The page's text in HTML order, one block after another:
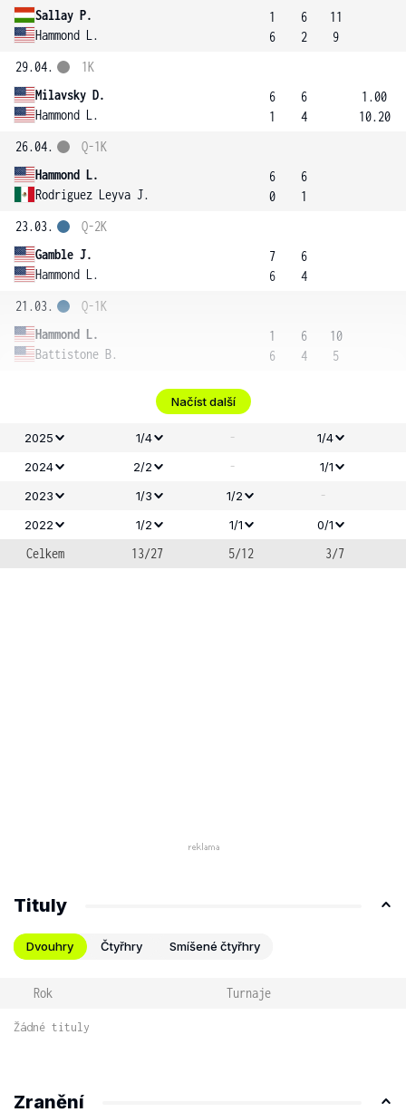
Sallay P.
Hammond L.
1
6
6
2
11
9
29.04.
Milavsky D.
Hammond L.
1K
6
1
6
4
1.00
10.20
26.04.
Hammond L.
Rodriguez Leyva J.
Q-1K
6
0
6
1
23.03.
Gamble J.
Hammond L.
Q-2K
7
6
6
4
21.03.
Hammond L.
Battistone B.
Q-1K
1
6
6
4
10
5
Načíst další
2025 1/4 -
1/4
2024
2/2 -
1/1
2023
1/3 1/2 -
2022 1/2 1/1 0/1
Celkem 13/27 5/12 3/7
Tituly
Dvouhry Čtyřhry Smíšené čtyřhry
Rok Turnaje
Žádné tituly
Zranění